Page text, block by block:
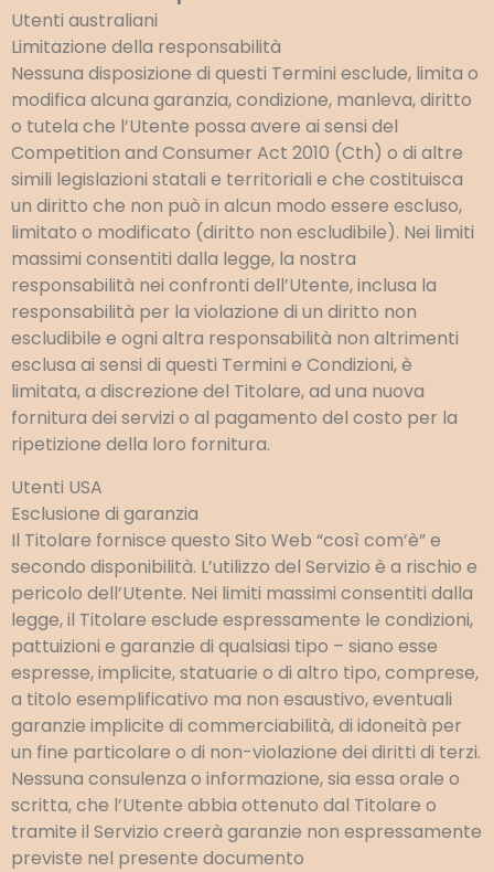
Utenti australiani
Limitazione della responsabilità
Nessuna disposizione di questi Termini esclude, limita o
modifica alcuna garanzia, condizione, manleva, diritto
o tutela che l’Utente possa avere ai sensi del
Competition and Consumer Act 2010 (Cth) o di altre
simili legislazioni statali e territoriali e che costituisca
un diritto che non può in alcun modo essere escluso,
limitato o modificato (diritto non escludibile). Nei limiti
massimi consentiti dalla legge, la nostra
responsabilità nei confronti dell’Utente, inclusa la
responsabilità per la violazione di un diritto non
escludibile e ogni altra responsabilità non altrimenti
esclusa ai sensi di questi Termini e Condizioni, è
limitata, a discrezione del Titolare, ad una nuova
fornitura dei servizi o al pagamento del costo per la
ripetizione della loro fornitura.
Utenti USA
Esclusione di garanzia
Il Titolare fornisce questo Sito Web “così com’è” e
secondo disponibilità. L’utilizzo del Servizio è a rischio e
pericolo dell’Utente. Nei limiti massimi consentiti dalla
legge, il Titolare esclude espressamente le condizioni,
pattuizioni e garanzie di qualsiasi tipo – siano esse
espresse, implicite, statuarie o di altro tipo, comprese,
a titolo esemplificativo ma non esaustivo, eventuali
garanzie implicite di commerciabilità, di idoneità per
un fine particolare o di non-violazione dei diritti di terzi.
Nessuna consulenza o informazione, sia essa orale o
scritta, che l’Utente abbia ottenuto dal Titolare o
tramite il Servizio creerà garanzie non espressamente
previste nel presente documento